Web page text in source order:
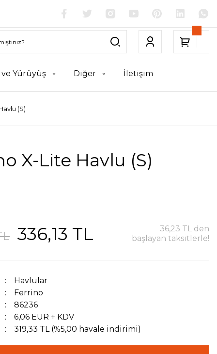
ve Yürüyüş Diğer İletişim
(S)
X-Lite Havlu (S)
336,13 TL
36,23 TL den
başlayan taksitlerle!
Havlular
Ferrino
86236
6,06 EUR + KDV
319,33 TL (%5,00 havale indirimi)